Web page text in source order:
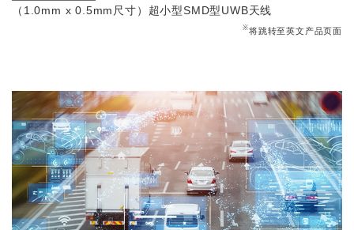
（1.0mm x 0.5mm尺寸）超小型SMD型UWB天线
※将跳转至英文产品页面